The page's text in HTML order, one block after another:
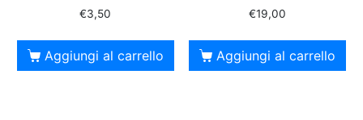
€3,50
Aggiungi al carrello
€19,00
Aggiungi al carrello